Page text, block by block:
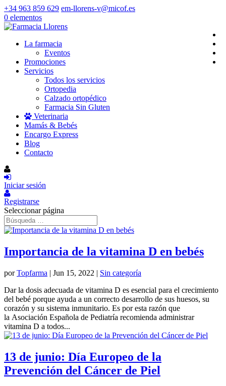
+34 963 859 629 em-llorens-v@micof.es
0 elementos
La farmacia
Eventos
Promociones
Servicios
Todos los servicios
Ortopedia
Calzado ortopédico
Farmacia Sin Gluten
Veterinaria
Mamás & Bebés
Encargo Express
Blog
Contacto
Iniciar sesión
Registrarse
Seleccionar página
Importancia de la vitamina D en bebés
porTopfarma | Jun 15, 2022 | Sin categoría
Dar la dosis adecuada de vitamina D es esencial para el crecimiento
del bebé porque ayuda a un correcto desarrollo de sus huesos, su
corazón y su sistema inmunitario. Es por esta razón que
la Asociación Española de Pediatría recomienda administrar
vitamina D a todos...
13 de junio: Día Europeo de la
Prevención del Cáncer de Piel